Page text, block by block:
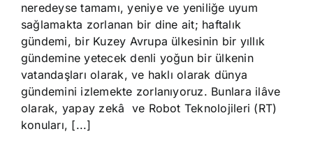
neredeyse tamamı, yeniye ve yeniliğe uyum
sağlamakta zorlanan bir dine ait; haftalık
gündemi, bir Kuzey Avrupa ülkesinin bir yıllık
gündemine yetecek denli yoğun bir ülkenin
vatandaşları olarak, ve haklı olarak dünya
gündemini izlemekte zorlanıyoruz. Bunlara ilâve
olarak, yapay zekâ ve Robot Teknolojileri (RT)
konuları, [...]